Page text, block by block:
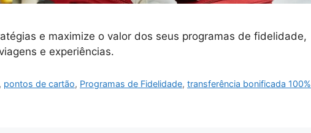
e maximize o valor dos seus programas de fidelidade,
e experiências.
, pontos de cartão, Programas de Fidelidade,transferência bonificada 100%